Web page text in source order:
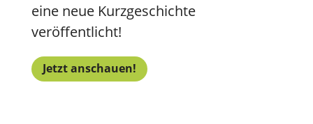
eine neue Kurzgeschichte
veröffentlicht!
Jetzt anschauen!